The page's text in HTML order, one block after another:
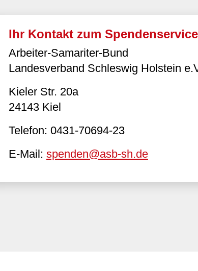
Ihr Kontakt zum Spendenservice
Arbeiter-Samariter-Bund
Landesverband Schleswig Holstein
Kieler Str. 20a
24143 Kiel
Telefon: 0431-70694-23
E-Mail: spenden@asb-sh.de